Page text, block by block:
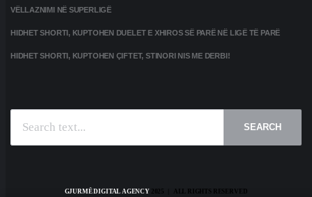
VËLLAZNIMI NË SUPERLIGË
HIDHET SHORTI, KUPTOHEN DUELET E XHIROS SË PARË NË LIGË TË PARË
HIDHET SHORTI, KUPTOHEN ÇIFTET, STINORI NIS ME DERBI!
SEARCH
GJURMË DIGITAL AGENCY2025 | ALL RIGHTS RESERVED